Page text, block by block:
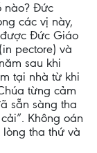
nào? Đức
các vị này,
Đức Giáo
pectore) và
sau khi
tại nhà từ khi
từng cảm
sẵn sàng tha
Không oán
tha thứ và